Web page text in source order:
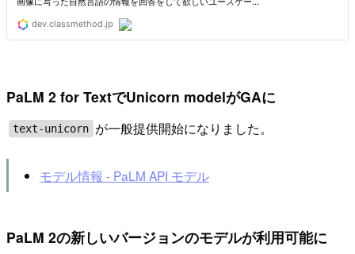
PaLM 2 for TextでUnicorn modelがGAに
text-unicorn が一般提供開始になりました。
モデル情報 - PaLM API モデル
PaLM 2の新しいバージョンのモデルが利用可能に